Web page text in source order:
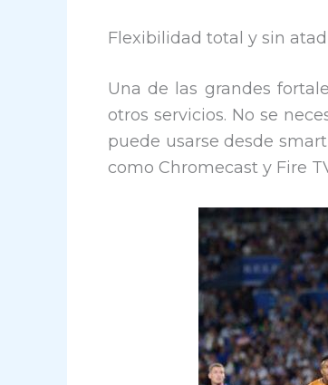
Flexibilidad total y sin
Una de las grandes
otros servicios. No se
puede usarse desde
como Chromecast y Fire